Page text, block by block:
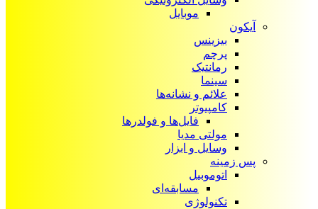
موبایل
آیکون‌
بیزینس
پرچم
رمانتیک
سینما
علائم و نشانه‌ها
کامپیوتر
فایل‌ها و فولدرها
مولتی مدیا
وسایل و ابزار
پس زمینه
اتوموبیل
مسابقه‌ای
تکنولوژی